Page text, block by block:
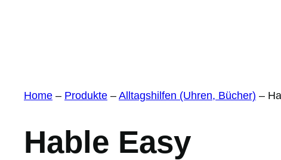
Home – Produkte – Alltagshilfen (Uhren, Bücher) –
Hable Easy